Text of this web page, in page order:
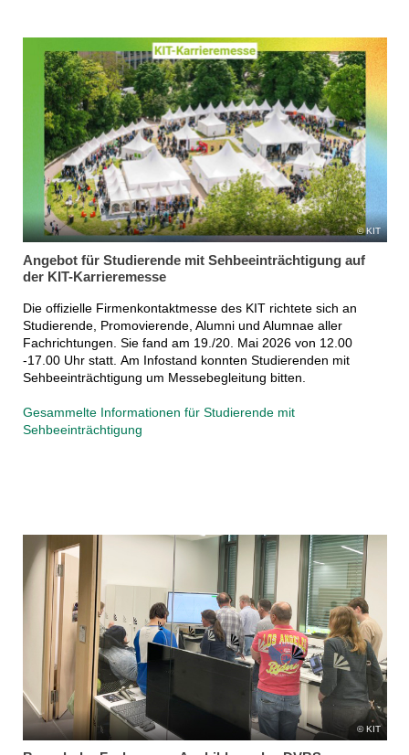
KIT
Angebot für Studierende mit Sehbeeinträchtigung auf
der KIT-Karrieremesse
Die offizielle Firmenkontaktmesse des KIT richtete sich an
Studierende, Promovierende, Alumni und Alumnae aller
Fachrichtungen. Sie fand am 19./20. Mai 2026 von 12.00
-17.00 Uhr statt. Am Infostand konnten Studierenden mit
Sehbeeinträchtigung um Messebegleitung bitten.
Gesammelte Informationen für Studierende mit
Sehbeeinträchtigung
KIT